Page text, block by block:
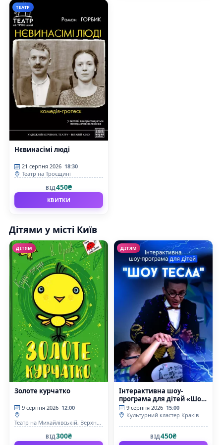
ТЕАТР
Нєвинасімі люді
21 серпня 2026 18:30
Театр на Троєщині
ВІД450₴
КВИТКИ
Дітями у місті Київ
ДІТЯМ
Золоте курчатко
9 серпня 2026 12:00
Театр на Михайлівській, Верхня
ВІД300₴
ДІТЯМ
Інтерактивна шоу-
програма для дітей «Шоу
Тесла»
9 серпня 2026 15:00
Культурний кластер Краків
ВІД450₴